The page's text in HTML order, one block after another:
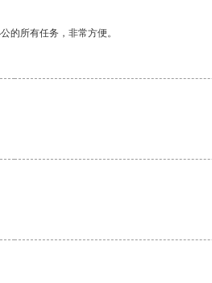
的所有任务，非常方便。